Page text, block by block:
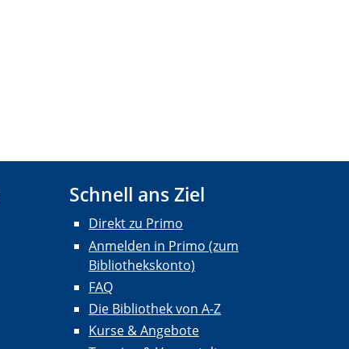
Schnell ans Ziel
Direkt zu Primo
Anmelden in Primo (zum
Bibliothekskonto)
FAQ
Die Bibliothek von A-Z
Kurse & Angebote